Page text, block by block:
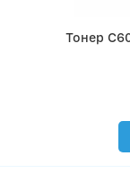
Тонер